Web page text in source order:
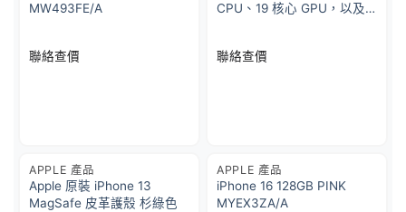
MW493FE/A
聯絡查價
CPU、19 核心 GPU，以及
聯絡查價
APPLE 產品
Apple 原裝 iPhone 13
MagSafe 皮革護殼 杉綠色
APPLE 產品
iPhone 16 128GB PINK
MYEX3ZA/A